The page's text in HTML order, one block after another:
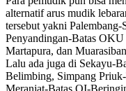
alternatif arus mudik
tersebut yakni
Penyandingan-Batas
Martapura, dan
Lalu ada juga di Sekayu-
Belimbing, Simpang
Meranjat-Batas OI-